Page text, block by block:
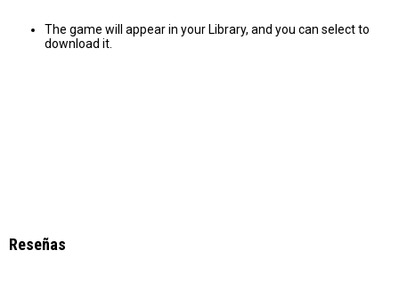
The game will appear in your Library, and you can select to
download it.
Reseñas